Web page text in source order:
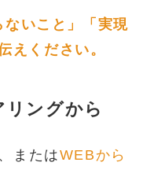
ないこと」「実現
えください。
リングから
またはWEBから